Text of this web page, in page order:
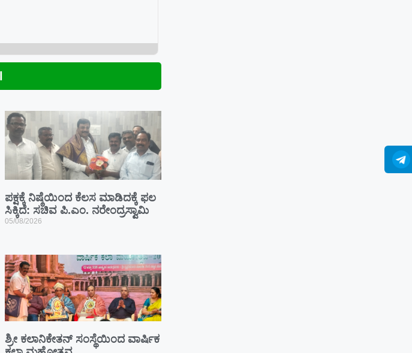
ಪಕ್ಷಕ್ಕೆ ನಿಷ್ಠೆಯಿಂದ ಕೆಲಸ ಮಾಡಿದಕ್ಕೆ ಫಲ
ಸಿಕ್ಕಿದೆ: ಸಚಿವ ಪಿ.ಎಂ. ನರೇಂದ್ರಸ್ವಾಮಿ
05/08/2026
ಶ್ರೀ ಕಲಾನಿಕೇತನ್ ಸಂಸ್ಥೆಯಿಂದ ವಾರ್ಷಿಕ